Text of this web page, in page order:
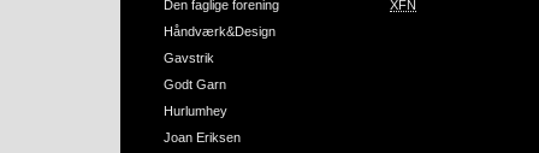
Den faglige forening
Håndværk&Design
Gavstrik
Godt Garn
Hurlumhey
Joan Eriksen
XFN